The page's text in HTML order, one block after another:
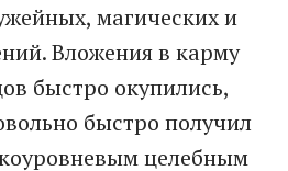
магических и
Вложения в карму
быстро окупились,
быстро получил
целебным